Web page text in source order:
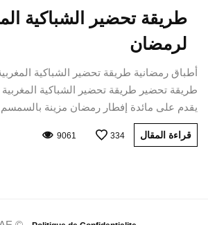
طريقة تحضير الشباكية
لرمضان
أطباق رمضانية طريقة تحضير الشباكية
طريقة تحضير طريقة تحضير الشباكية
يقدم على مائدة إفطار رمضان مزينة
قراءة المقال 334
9061